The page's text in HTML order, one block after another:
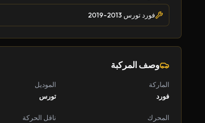
فورد تورس 2013-2019
وصف المركبة
الماركة
فورد
الموديل
تورس
المحرك
ناقل الحركة